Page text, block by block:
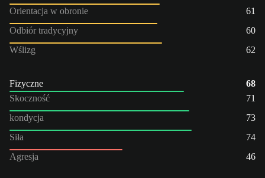
Orientacja w obronie
61
Odbiór tradycyjny
60
Wślizg
62
Fizyczne
68
Skoczność
71
kondycja
73
Siła
74
Agresja
46